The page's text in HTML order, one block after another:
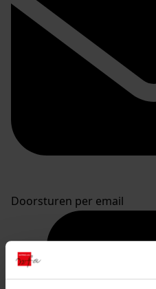
Doorsturen per email